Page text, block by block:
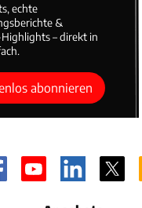
echte
&
– direkt in
abonnieren